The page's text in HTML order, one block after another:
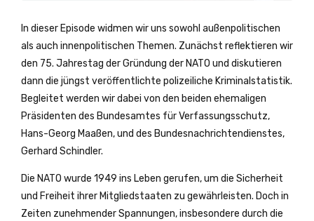
In dieser Episode widmen wir uns sowohl außenpolitischen
als auch innenpolitischen Themen. Zunächst reflektieren wir
den 75. Jahrestag der Gründung der NATO und diskutieren
dann die jüngst veröffentlichte polizeiliche Kriminalstatistik.
Begleitet werden wir dabei von den beiden ehemaligen
Präsidenten des Bundesamtes für Verfassungsschutz,
Hans-Georg Maaßen, und des Bundesnachrichtendienstes,
Gerhard Schindler.
Die NATO wurde 1949 ins Leben gerufen, um die Sicherheit
und Freiheit ihrer Mitgliedstaaten zu gewährleisten. Doch in
Zeiten zunehmender Spannungen, insbesondere durch die